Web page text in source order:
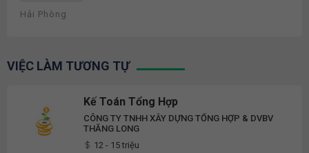
Hải Phòng
VIỆC LÀM TƯƠNG TỰ
Kế Toán Tổng Hợp
CÔNG TY TNHH XÂY DỰNG TỔNG HỢP & DVBV
THĂNG LONG
12 - 15 triệu